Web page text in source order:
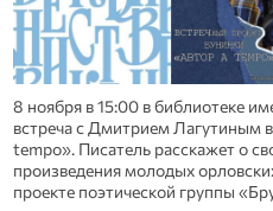
8 ноября в 15:00 в библиотеке
встреча с Дмитрием Лагутиным
tempo». Писатель расскажет о
произведения молодых
проекте поэтической группы